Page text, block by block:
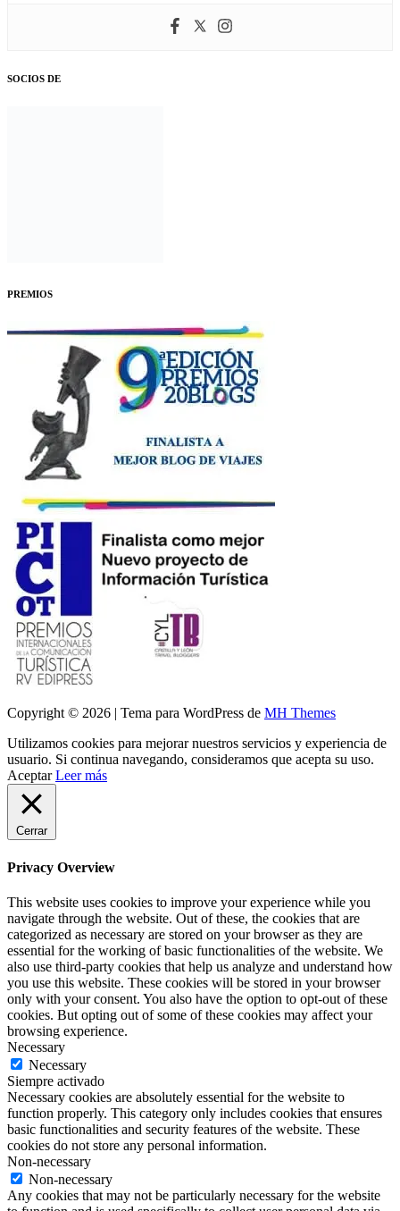
SOCIOS DE
PREMIOS
Copyright © 2026 | Tema para WordPress de MH Themes
Utilizamos cookies para mejorar nuestros servicios y experiencia de
usuario. Si continua navegando, consideramos que acepta su uso.
Aceptar Leer más
Cerrar
Privacy Overview
This website uses cookies to improve your experience while you
navigate through the website. Out of these, the cookies that are
categorized as necessary are stored on your browser as they are
essential for the working of basic functionalities of the website. We
also use third-party cookies that help us analyze and understand how
you use this website. These cookies will be stored in your browser
only with your consent. You also have the option to opt-out of these
cookies. But opting out of some of these cookies may affect your
browsing experience.
Necessary
Necessary
Siempre activado
Necessary cookies are absolutely essential for the website to
function properly. This category only includes cookies that ensures
basic functionalities and security features of the website. These
cookies do not store any personal information.
Non-necessary
Non-necessary
Any cookies that may not be particularly necessary for the website